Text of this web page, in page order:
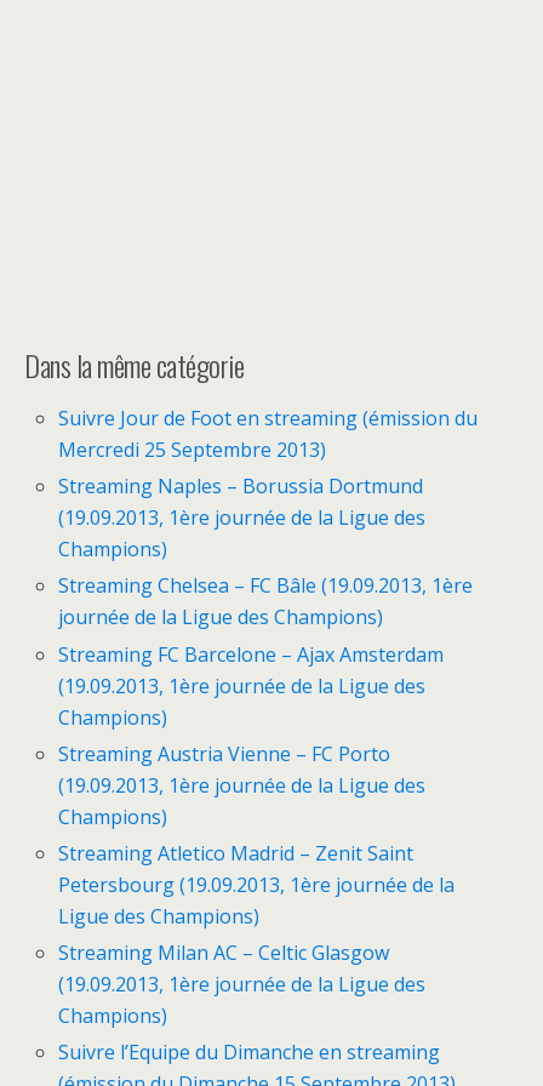
Dans la même catégorie
Suivre Jour de Foot en streaming (émission du
Mercredi 25 Septembre 2013)
Streaming Naples – Borussia Dortmund
(19.09.2013, 1ère journée de la Ligue des
Champions)
Streaming Chelsea – FC Bâle (19.09.2013, 1ère
journée de la Ligue des Champions)
Streaming FC Barcelone – Ajax Amsterdam
(19.09.2013, 1ère journée de la Ligue des
Champions)
Streaming Austria Vienne – FC Porto
(19.09.2013, 1ère journée de la Ligue des
Champions)
Streaming Atletico Madrid – Zenit Saint
Petersbourg (19.09.2013, 1ère journée de la
Ligue des Champions)
Streaming Milan AC – Celtic Glasgow
(19.09.2013, 1ère journée de la Ligue des
Champions)
Suivre l’Equipe du Dimanche en streaming